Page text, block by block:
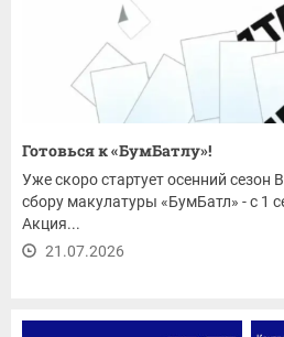
Готовься к «БумБатлу»!
Уже скоро стартует осенний сезон
сбору макулатуры «БумБатл» - с 1
Акция...
21.07.2026